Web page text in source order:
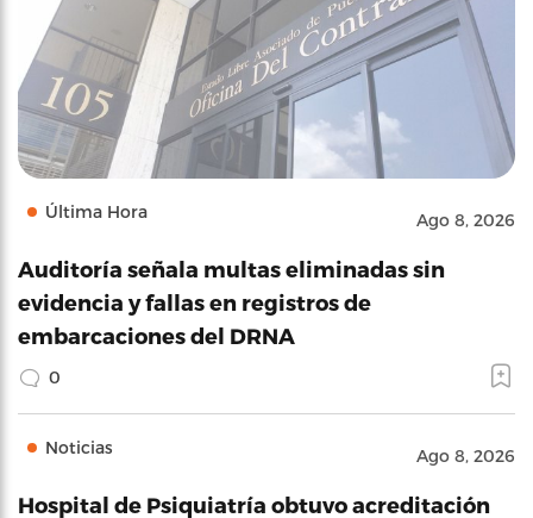
Última Hora Ago 8, 2026
Auditoría señala multas eliminadas sin
evidencia y fallas en registros de
embarcaciones del DRNA
0
Noticias Ago 8, 2026
Hospital de Psiquiatría obtuvo acreditación